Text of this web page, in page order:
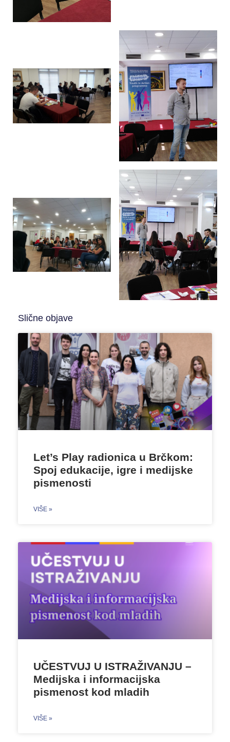
Slične objave
Let’s Play radionica u Brčkom:
Spoj edukacije, igre i medijske
pismenosti
VIŠE »
UČESTVUJ U ISTRAŽIVANJU –
Medijska i informacijska
pismenost kod mladih
VIŠE »